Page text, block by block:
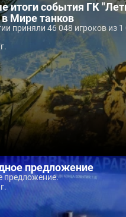
итоги события ГК
Мире танков
приняли 46 048 игроков из 1
предложение
предложение.